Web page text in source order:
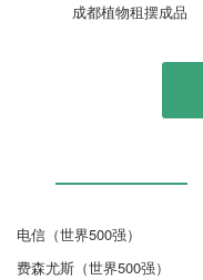
成都植物租摆成品
电信（世界500强）
费森尤斯（世界500强）